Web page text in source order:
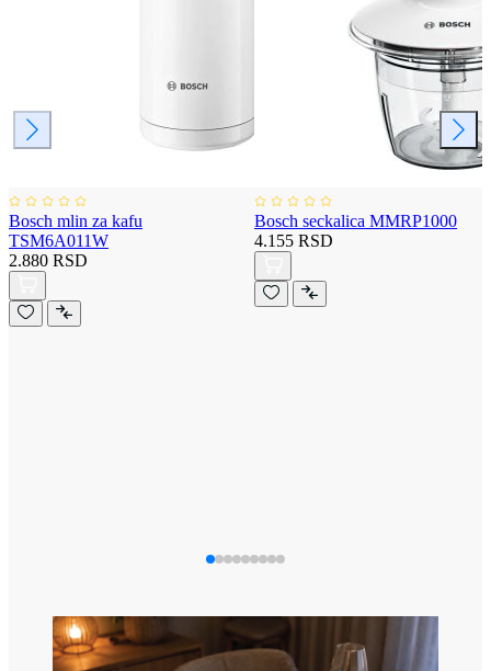
Bosch mlin za kafu
TSM6A011W
2.880 RSD
Bosch seckalica MMRP1000
4.155 RSD